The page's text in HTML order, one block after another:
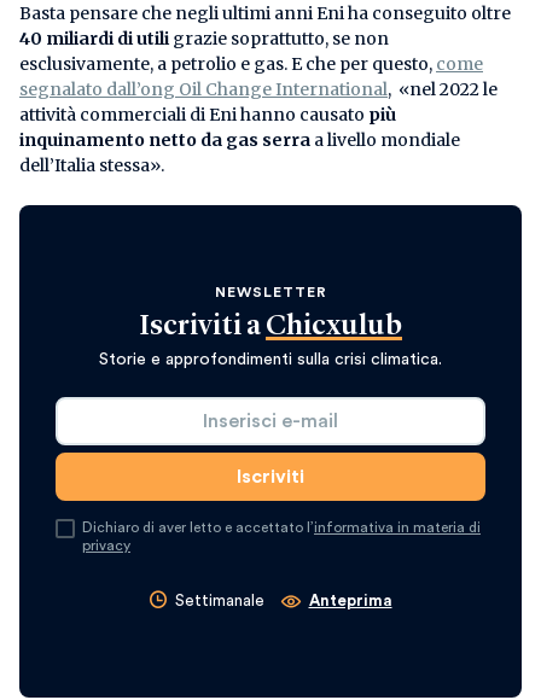
Basta pensare che negli ultimi anni Eni ha conseguito oltre
40 miliardi di utili grazie soprattutto, se non
esclusivamente, a petrolio e gas. E che per questo, come
segnalato dall’ong Oil Change International, «nel 2022 le
attività commerciali di Eni hanno causato più
inquinamento netto da gas serra a livello mondiale
dell’Italia stessa».
NEWSLETTER
Iscriviti a Chicxulub
Storie e approfondimenti sulla crisi climatica.
Dichiaro di aver letto e accettato l’informativa in materia di
privacy
Settimanale Anteprima